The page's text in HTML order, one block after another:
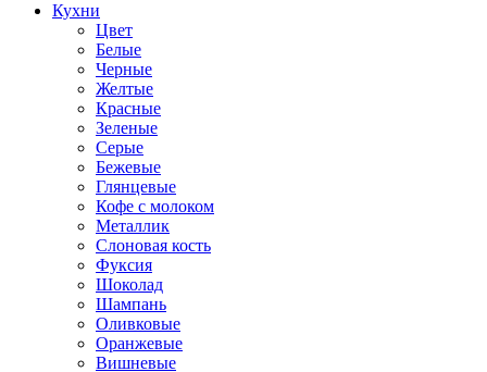
Кухни
Цвет
Белые
Черные
Желтые
Красные
Зеленые
Серые
Бежевые
Глянцевые
Кофе с молоком
Металлик
Слоновая кость
Фуксия
Шоколад
Шампань
Оливковые
Оранжевые
Вишневые